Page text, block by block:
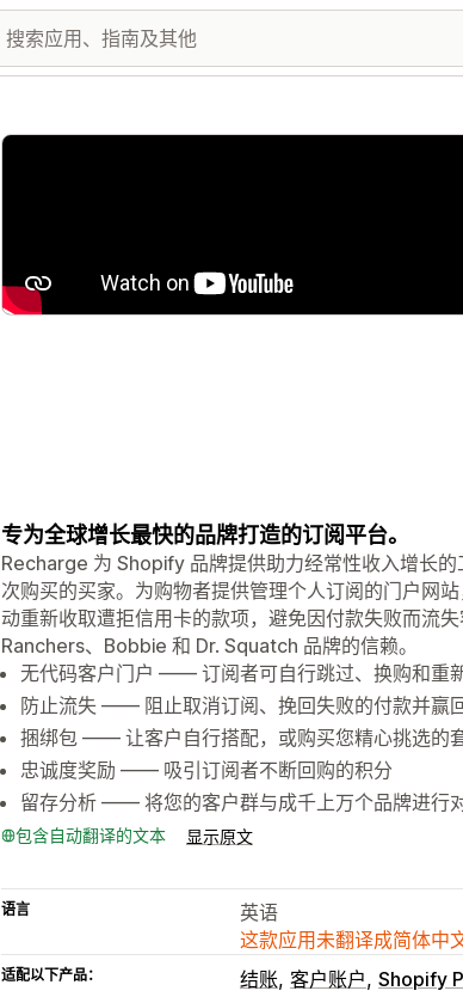
配图图库
专为全球增长最快的品牌打造的订阅平台。
Recharge 为 Shopify 品牌提供助力经常性收入增长
次购买的买家。为购物者提供管理个人订阅的门户网
动重新收取遭拒信用卡的款项，避免因付款失败而流
Ranchers、Bobbie 和 Dr. Squatch 品牌的信赖。
无代码客户门户 —— 订阅者可自行跳过、换购和重
防止流失 —— 阻止取消订阅、挽回失败的付款并赢
捆绑包 —— 让客户自行搭配，或购买您精心挑选的
忠诚度奖励 —— 吸引订阅者不断回购的积分
留存分析 —— 将您的客户群与成千上万个品牌进行
包含自动翻译的文本 显示原文
语言
英语
这款应用未翻译成简体中
适配以下产品： 结账 客户账户 Shopify